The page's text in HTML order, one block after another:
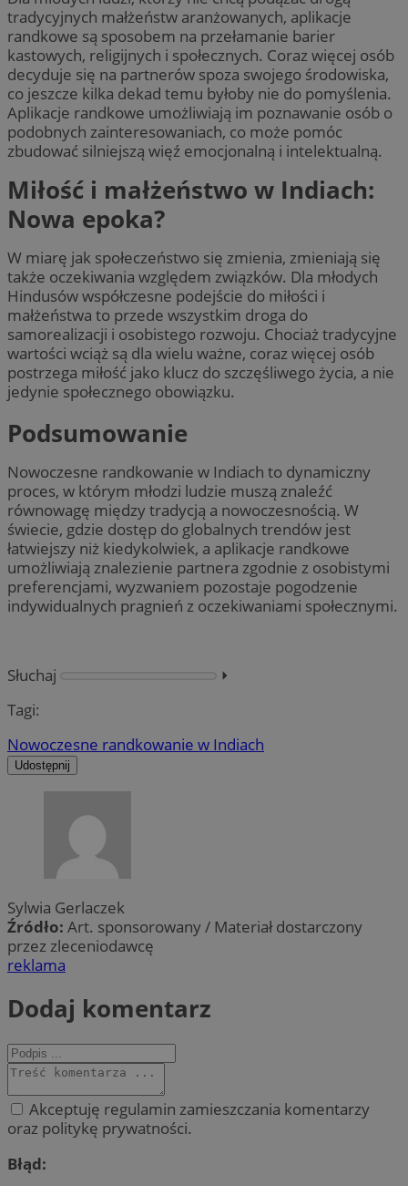
tradycyjnych małżeństw aranżowanych, aplikacje
randkowe są sposobem na przełamanie barier
kastowych, religijnych i społecznych. Coraz więcej osób
decyduje się na partnerów spoza swojego środowiska,
co jeszcze kilka dekad temu byłoby nie do pomyślenia.
Aplikacje randkowe umożliwiają im poznawanie osób o
podobnych zainteresowaniach, co może pomóc
zbudować silniejszą więź emocjonalną i intelektualną.
Miłość i małżeństwo w Indiach:
Nowa epoka?
W miarę jak społeczeństwo się zmienia, zmieniają się
także oczekiwania względem związków. Dla młodych
Hindusów współczesne podejście do miłości i
małżeństwa to przede wszystkim droga do
samorealizacji i osobistego rozwoju. Chociaż tradycyjne
wartości wciąż są dla wielu ważne, coraz więcej osób
postrzega miłość jako klucz do szczęśliwego życia, a nie
jedynie społecznego obowiązku.
Podsumowanie
Nowoczesne randkowanie w Indiach to dynamiczny
proces, w którym młodzi ludzie muszą znaleźć
równowagę między tradycją a nowoczesnością. W
świecie, gdzie dostęp do globalnych trendów jest
łatwiejszy niż kiedykolwiek, a aplikacje randkowe
umożliwiają znalezienie partnera zgodnie z osobistymi
preferencjami, wyzwaniem pozostaje pogodzenie
indywidualnych pragnień z oczekiwaniami społecznymi.
Słuchaj
⏵︎
Tagi:
Nowoczesne randkowanie w Indiach
Udostępnij
Sylwia Gerlaczek
Źródło: Art. sponsorowany / Materiał dostarczony
przez zleceniodawcę
reklama
Dodaj komentarz
Akceptuję regulamin zamieszczania komentarzy
oraz politykę prywatności.
Błąd: